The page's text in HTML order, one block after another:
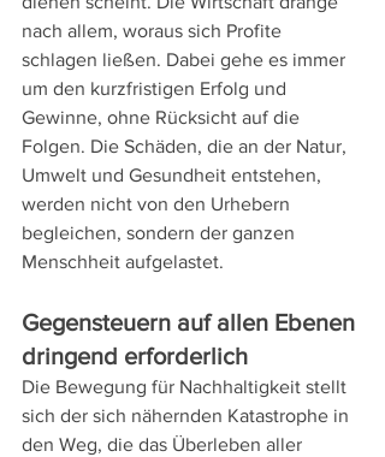
nach allem, woraus sich Profite
schlagen ließen. Dabei gehe es immer
um den kurzfristigen Erfolg und
Gewinne, ohne Rücksicht auf die
Folgen. Die Schäden, die an der Natur,
Umwelt und Gesundheit entstehen,
werden nicht von den Urhebern
begleichen, sondern der ganzen
Menschheit aufgelastet.
Gegensteuern auf allen Ebenen
dringend erforderlich
Die Bewegung für Nachhaltigkeit stellt
sich der sich nähernden Katastrophe in
den Weg, die das Überleben aller